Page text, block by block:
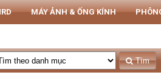
MÁY ẢNH & ỐNG KÍNH
Tìm